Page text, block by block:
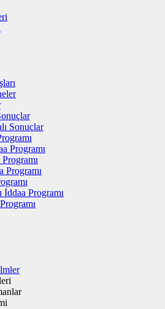
Sonuçlar
Programı
Programı
Programı